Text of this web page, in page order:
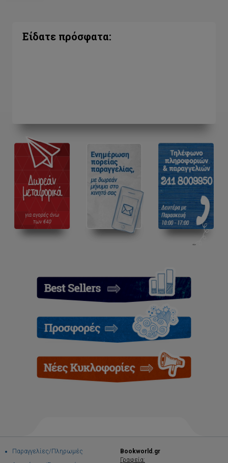
Είδατε πρόσφατα:
Παραγγελίες/Πληρωμές
Bookworld.gr
Γραφεία: